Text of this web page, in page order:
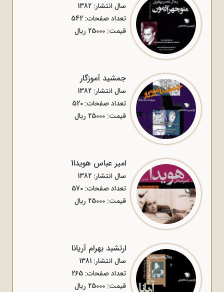
سال انتشار: 1382
تعداد صفحات: 542
قیمت: 25000 ریال
جمشید آموزگار
سال انتشار: 1382
تعداد صفحات: 520
قیمت: 25000 ریال
امیر عباس هویدا1
سال انتشار: 1382
تعداد صفحات: 570
قیمت: 25000 ریال
ارتشبد بهرام آریانا
سال انتشار: 1381
تعداد صفحات: 265
قیمت: 25000 ریال